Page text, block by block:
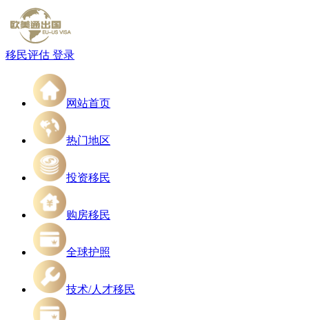
移民评估 登录
网站首页
热门地区
投资移民
购房移民
全球护照
技术/人才移民